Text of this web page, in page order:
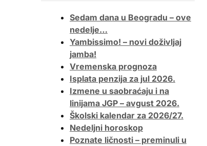
Sedam dana u Beogradu – ove
nedelje…
Yambissimo! – novi doživljaj
jamba!
Vremenska prognoza
Isplata penzija za jul 2026.
Izmene u saobraćaju i na
linijama JGP – avgust 2026.
Školski kalendar za 2026/27.
Nedeljni horoskop
Poznate ličnosti – preminuli u